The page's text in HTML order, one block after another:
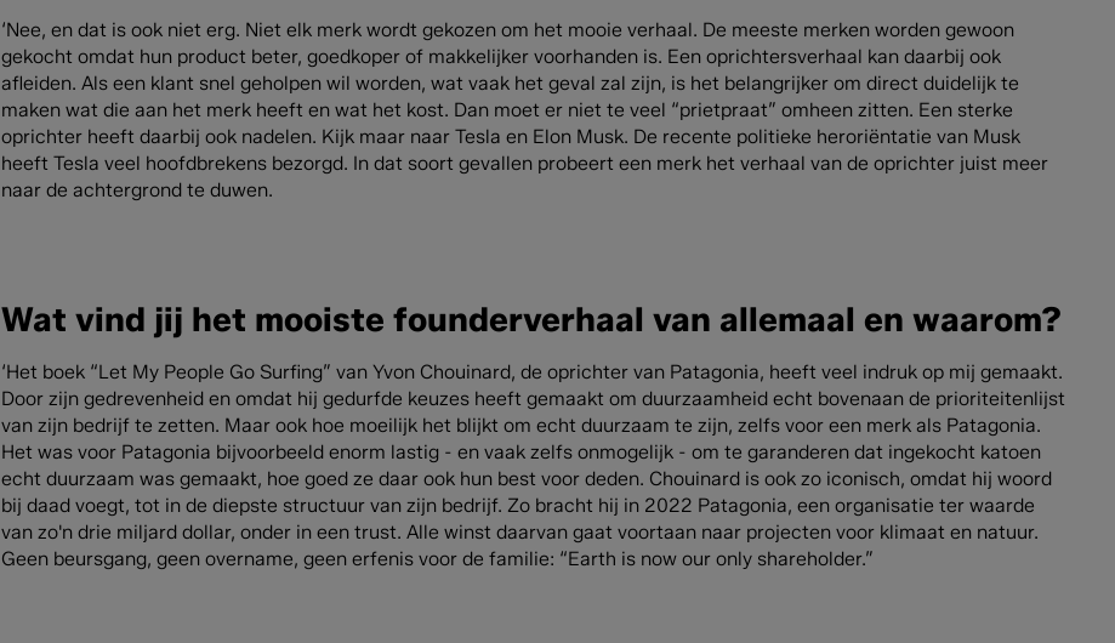
‘Nee, en dat is ook niet erg. Niet elk merk wordt gekozen om het mooie verhaal. De meeste merken worden gewoon
gekocht omdat hun product beter, goedkoper of makkelijker voorhanden is. Een oprichtersverhaal kan daarbij ook
afleiden. Als een klant snel geholpen wil worden, wat vaak het geval zal zijn, is het belangrijker om direct duidelijk te
maken wat die aan het merk heeft en wat het kost. Dan moet er niet te veel “prietpraat” omheen zitten. Een sterke
oprichter heeft daarbij ook nadelen. Kijk maar naar Tesla en Elon Musk. De recente politieke heroriëntatie van Musk
heeft Tesla veel hoofdbrekens bezorgd. In dat soort gevallen probeert een merk het verhaal van de oprichter juist meer
naar de achtergrond te duwen.
Wat vind jij het mooiste founderverhaal van allemaal en waarom?
‘Het boek “Let My People Go Surfing” van Yvon Chouinard, de oprichter van Patagonia, heeft veel indruk op mij gemaakt.
Door zijn gedrevenheid en omdat hij gedurfde keuzes heeft gemaakt om duurzaamheid echt bovenaan de prioriteitenlijst
van zijn bedrijf te zetten. Maar ook hoe moeilijk het blijkt om echt duurzaam te zijn, zelfs voor een merk als Patagonia.
Het was voor Patagonia bijvoorbeeld enorm lastig - en vaak zelfs onmogelijk - om te garanderen dat ingekocht katoen
echt duurzaam was gemaakt, hoe goed ze daar ook hun best voor deden. Chouinard is ook zo iconisch, omdat hij woord
bij daad voegt, tot in de diepste structuur van zijn bedrijf. Zo bracht hij in 2022 Patagonia, een organisatie ter waarde
van zo'n drie miljard dollar, onder in een trust. Alle winst daarvan gaat voortaan naar projecten voor klimaat en natuur.
Geen beursgang, geen overname, geen erfenis voor de familie: “Earth is now our only shareholder.”